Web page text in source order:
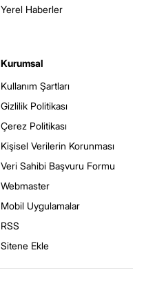
Yerel Haberler
Kurumsal
Kullanım Şartları
Gizlilik Politikası
Çerez Politikası
Kişisel Verilerin Korunması
Veri Sahibi Başvuru Formu
Webmaster
Mobil Uygulamalar
RSS
Sitene Ekle